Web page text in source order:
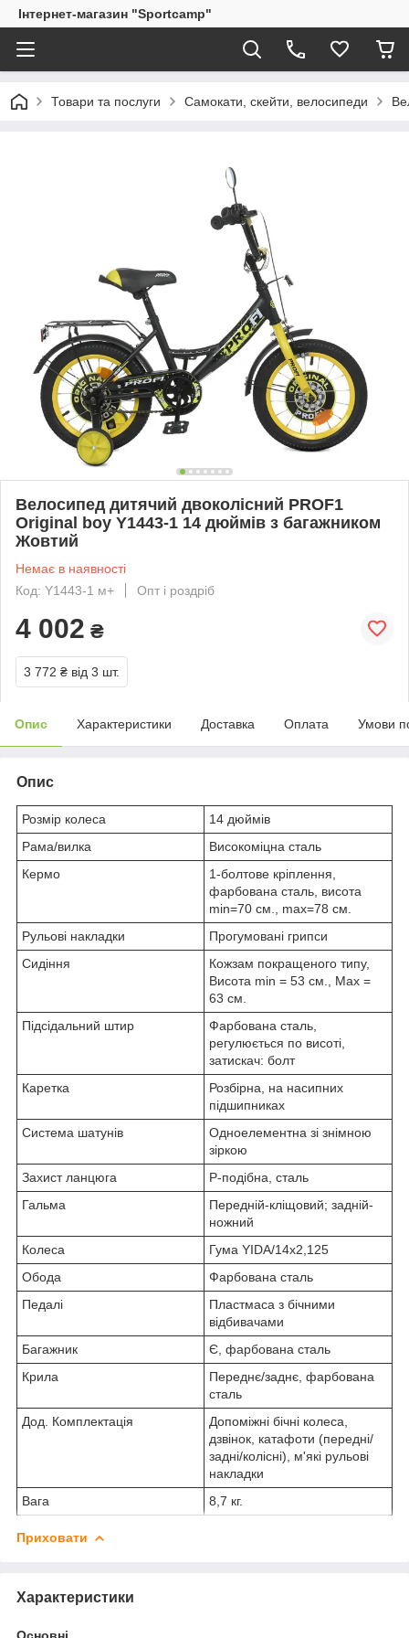
Інтернет-магазин "Sportcamp"
Товари та послуги Самокати, скейти, велосипеди
Велосипед дитячий двоколісний PROF1
Original boy Y1443-1 14 дюймів з багажником
Жовтий
Немає в наявності
Код: Y1443-1 м+
Опт і роздріб
4 002 ₴
3 772 ₴ від 3 шт.
Опис Характеристики Доставка Оплата Умови
Опис
Розмір колеса
14 дюймів
Рама/вилка
Високоміцна сталь
Кермо
1-болтове кріплення,
фарбована сталь, висота
min=70 см., max=78 см.
Рульові накладки
Прогумовані грипси
Сидіння
Кожзам покращеного типу,
Висота min = 53 см., Max =
63 см.
Підсідальний штир
Фарбована сталь,
регулюється по висоті,
затискач: болт
Каретка
Розбірна, на насипних
підшипниках
Система шатунів
Одноелементна зі знімною
зіркою
Захист ланцюга
Р-подібна, сталь
Гальма
Передній-кліщовий; задній-
ножний
Колеса
Гума YIDA/14х2,125
Обода
Фарбована сталь
Педалі
Пластмаса з бічними
відбивачами
Багажник
Є, фарбована сталь
Крила
Переднє/заднє, фарбована
сталь
Дод. Комплектація
Допоміжні бічні колеса,
дзвінок, катафоти (передні/
задні/колісні), м'які рульові
накладки
Вага
8,7 кг.
Приховати
Характеристики
Основні